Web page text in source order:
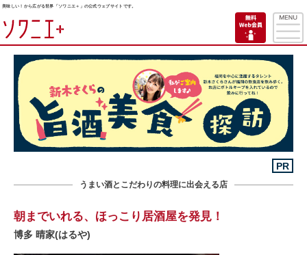
美味しい！から広がる世界「ソワニエ＋」の公式ウェブサイトです。
PR
うまい酒とこだわりの料理に出会える店
朝までいれる、ほっこり居酒屋を発見！
博多 晴家(はるや)